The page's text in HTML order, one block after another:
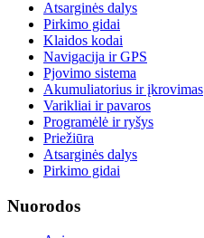
Atsarginės dalys
Pirkimo gidai
Klaidos kodai
Navigacija ir GPS
Pjovimo sistema
Akumuliatorius ir įkrovimas
Varikliai ir pavaros
Programėlė ir ryšys
Priežiūra
Atsarginės dalys
Pirkimo gidai
Nuorodos